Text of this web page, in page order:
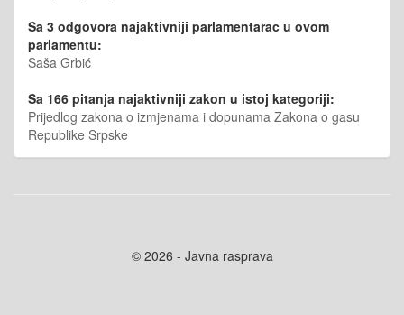
Sa 3 odgovora najaktivniji parlamentarac u ovom
parlamentu:
Saša Grbić
Sa 166 pitanja najaktivniji zakon u istoj kategoriji:
Prijedlog zakona o izmjenama i dopunama Zakona o gasu
Republike Srpske
© 2026 - Javna rasprava